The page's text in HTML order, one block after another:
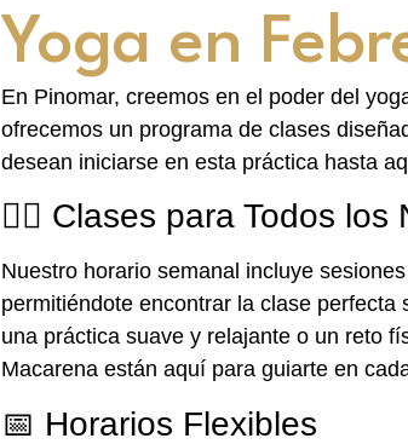
Yoga en
En Pinomar, creemos en el poder del
ofrecemos un programa de clases
desean iniciarse en esta práctica hasta
🧘‍♀️ Clases para Todos los
Nuestro horario semanal incluye
permitiéndote encontrar la clase
una práctica suave y relajante o un reto
Macarena están aquí para guiarte en
📅 Horarios Flexibles